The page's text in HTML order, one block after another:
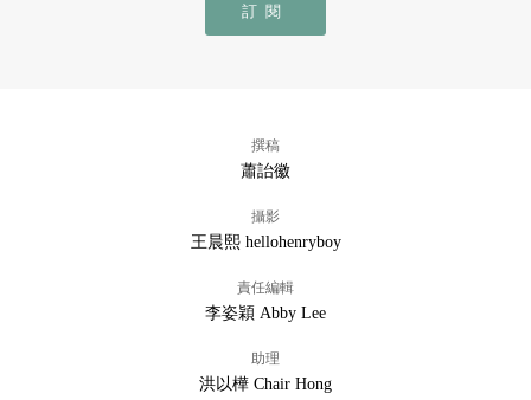
訂閱
撰稿
蕭詒徽
攝影
王晨熙 hellohenryboy
責任編輯
李姿穎 Abby Lee
助理
洪以樺 Chair Hong